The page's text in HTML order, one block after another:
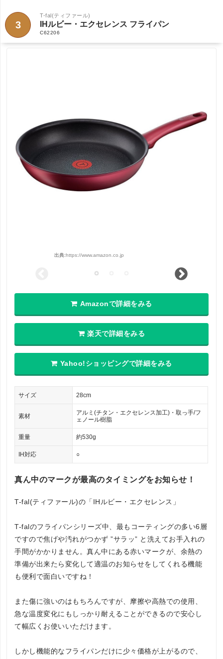
3
T-fal(ティファール)
IHルビー・エクセレンス フライパン
C62206
出典:https://www.amazon.co.jp
Amazonで詳細をみる
楽天で詳細をみる
Yahoo!ショッピングで詳細をみる
サイズ 28cm
素材
アルミ(チタン・エクセレンス加工)・取っ手/フ
ェノール樹脂
重量 約530g
IH対応 ○
真ん中のマークが最高のタイミングをお知らせ！
T-fal(ティファール)の「IHルビー・エクセレンス」
T-falのフライパンシリーズ中、最もコーティングの多い6層
ですので焦げや汚れがつかず ”サラッ” と洗えてお手入れの
手間がかかりません。真ん中にある赤いマークが、余熱の
準備が出来たら変化して適温のお知らせをしてくれる機能
も便利で面白いですね！
また傷に強いのはもちろんですが、摩擦や高熱での使用、
急な温度変化にもしっかり耐えることができるので安心し
て幅広くお使いいただけます。
しかし機能的なフライパンだけに少々価格が上がるので、